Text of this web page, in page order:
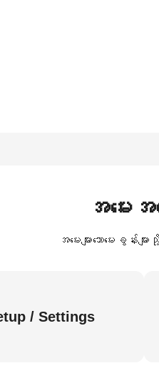
အမေးအဖ
အမေးများသောမေးခွန်
/ Settings